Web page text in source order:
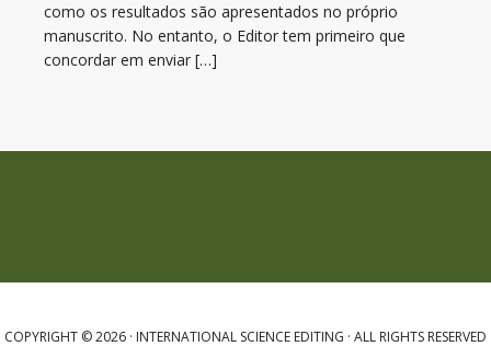
como os resultados são apresentados no próprio
manuscrito. No entanto, o Editor tem primeiro que
concordar em enviar […]
COPYRIGHT © 2026 · INTERNATIONAL SCIENCE EDITING · ALL RIGHTS RESERVED